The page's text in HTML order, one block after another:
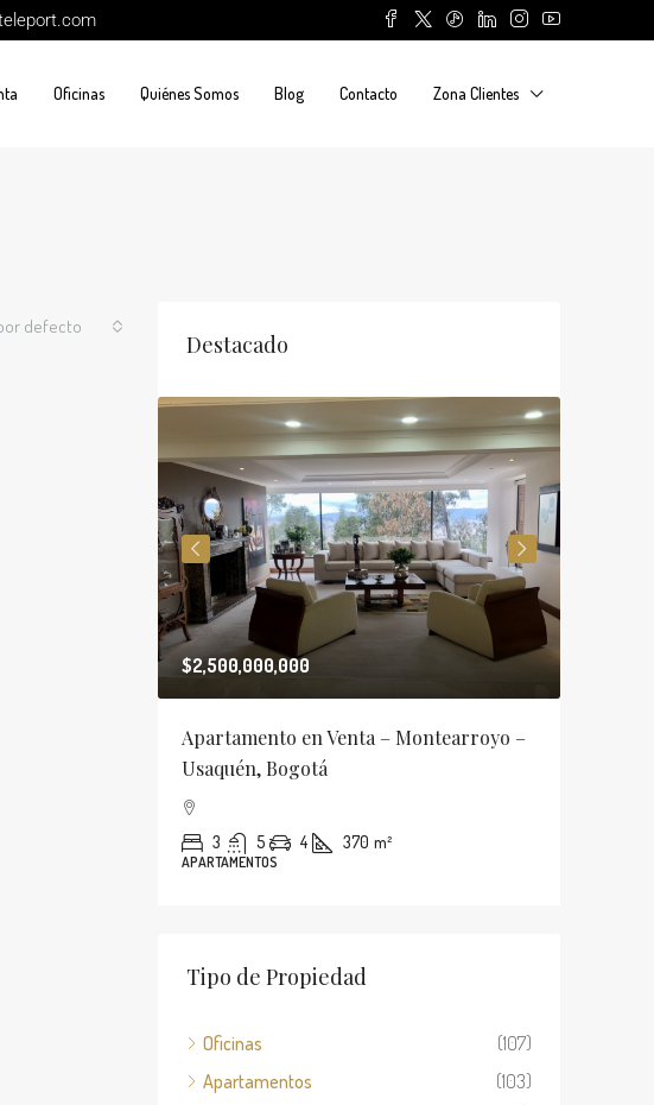
Oficinas Quiénes Somos Blog Contacto Zona Clientes
defecto
Destacado
$2,500,000,000
Apartamento en Venta – Montearroyo –
Usaquén, Bogotá
3 5 4 370 m²
APARTAMENTOS
Tipo de Propiedad
Oficinas
(107)
Apartamentos
(103)